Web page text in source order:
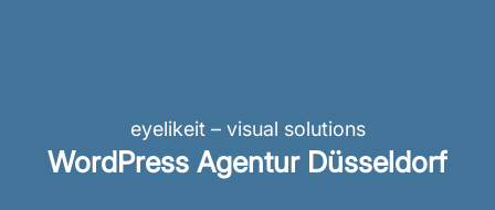
eyelikeit – visual solutions
WordPress Agentur Düsseldorf